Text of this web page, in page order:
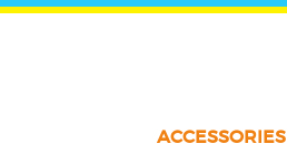
ACCESSORIES